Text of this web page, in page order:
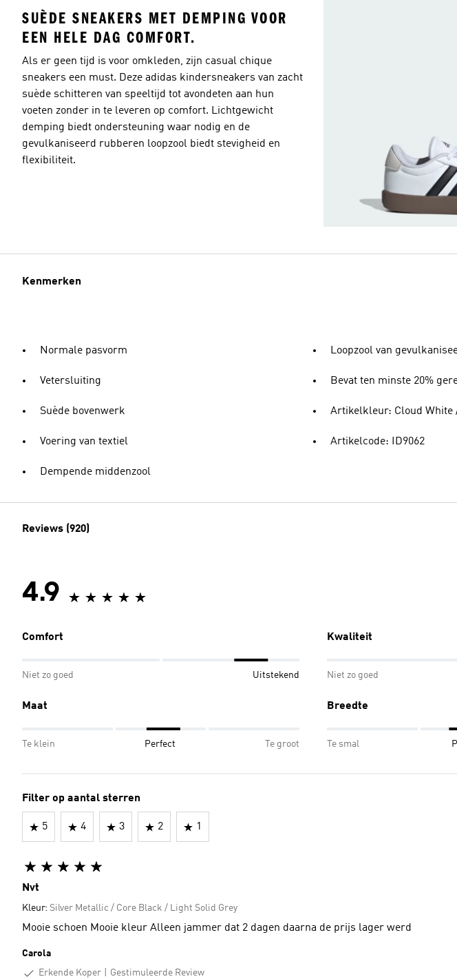
SUÈDE SNEAKERS MET DEMPING VOOR
EEN HELE DAG COMFORT.
Als er geen tijd is voor omkleden, zijn casual chique
sneakers een must. Deze adidas kindersneakers van zacht
suède schitteren van speeltijd tot avondeten aan hun
voeten zonder in te leveren op comfort. Lichtgewicht
demping biedt ondersteuning waar nodig en de
gevulkaniseerd rubberen loopzool biedt stevigheid en
flexibiliteit.
Kenmerken
Normale pasvorm
Vetersluiting
Suède bovenwerk
Voering van textiel
Dempende middenzool
Loopzool van
Bevat ten minste 20%
Artikelkleur: Cloud White
Artikelcode: ID9062
Reviews (920)
4.9
Comfort
Niet zo goed Uitstekend
Kwaliteit
Niet zo goed
Maat
Te klein Perfect Te groot
Breedte
Te smal
Filter op aantal sterren
5 4 3 2 1
Nvt
Kleur: Silver Metallic / Core Black / Light Solid Grey
Mooie schoen Mooie kleur Alleen jammer dat 2 dagen daarna de prijs lager werd
Carola
Erkende Koper
Gestimuleerde Review